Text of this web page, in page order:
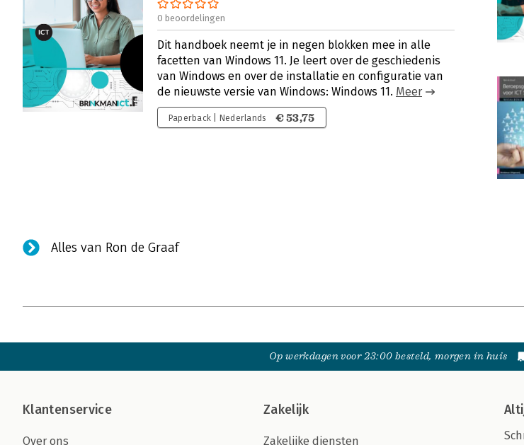
0 beoordelingen
Dit handboek neemt je in negen blokken mee in alle
facetten van Windows 11. Je leert over de geschiedenis
van Windows en over de installatie en configuratie van
de nieuwste versie van Windows: Windows 11. Meer
Paperback | Nederlands € 53,75
Alles van Ron de Graaf
Op werkdagen voor 23:00 besteld, morgen in huis
Klantenservice
Over ons
Zakelijk
Zakelijke diensten